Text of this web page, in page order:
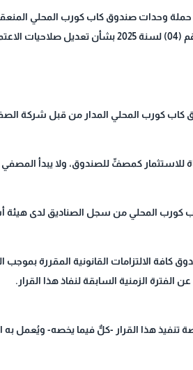
كورب المحلي المنعقدة بتاريخ 30/6/2025 بالموافقة على تعيين شركة الصفاة
بتاريخ 12/1/2025.
كاب كورب المحلي المدار من قبل شركة
كمصفٍّ للصندوق، ولا يبدأ المصفي
كورب المحلي من سجل الصناديق لدى هيئة
الفترة الزمنية السابقة لنفاذ هذا القرار.
تنفيذ هذا القرار -كلٌّ فيما يخصه- ويُعمل به